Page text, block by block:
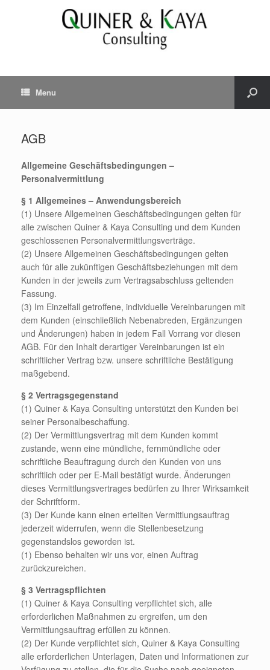
Menu
AGB
Allgemeine Geschäftsbedingungen –
Personalvermittlung
§ 1 Allgemeines – Anwendungsbereich
(1) Unsere Allgemeinen Geschäftsbedingungen gelten für
alle zwischen Quiner & Kaya Consulting und dem Kunden
geschlossenen Personalvermittlungsverträge.
(2) Unsere Allgemeinen Geschäftsbedingungen gelten
auch für alle zukünftigen Geschäftsbeziehungen mit dem
Kunden in der jeweils zum Vertragsabschluss geltenden
Fassung.
(3) Im Einzelfall getroffene, individuelle Vereinbarungen mit
dem Kunden (einschließlich Nebenabreden, Ergänzungen
und Änderungen) haben in jedem Fall Vorrang vor diesen
AGB. Für den Inhalt derartiger Vereinbarungen ist ein
schriftlicher Vertrag bzw. unsere schriftliche Bestätigung
maßgebend.
§ 2 Vertragsgegenstand
(1) Quiner & Kaya Consulting unterstützt den Kunden bei
seiner Personalbeschaffung.
(2) Der Vermittlungsvertrag mit dem Kunden kommt
zustande, wenn eine mündliche, fernmündliche oder
schriftliche Beauftragung durch den Kunden von uns
schriftlich oder per E-Mail bestätigt wurde. Änderungen
dieses Vermittlungsvertrages bedürfen zu Ihrer Wirksamkeit
der Schriftform.
(3) Der Kunde kann einen erteilten Vermittlungsauftrag
jederzeit widerrufen, wenn die Stellenbesetzung
gegenstandslos geworden ist.
(1) Ebenso behalten wir uns vor, einen Auftrag
zurückzureichen.
§ 3 Vertragspflichten
(1) Quiner & Kaya Consulting verpflichtet sich, alle
erforderlichen Maßnahmen zu ergreifen, um den
Vermittlungsauftrag erfüllen zu können.
(2) Der Kunde verpflichtet sich, Quiner & Kaya Consulting
alle erforderlichen Unterlagen, Daten und Informationen zur